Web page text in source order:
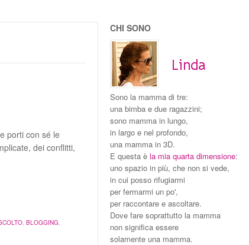
porti con sé le
dei conflitti,
, BLOGGING,
CHI SONO
Sono la mamma di tre:
una bimba e due ragazzini;
sono mamma in lungo,
in largo e nel profondo,
una mamma in 3D.
E questa è la mia quarta dimensione:
uno spazio in più, che non si vede,
in cui posso rifugiarmi
per fermarmi un po',
per raccontare e ascoltare.
Dove fare soprattutto la mamma
non significa essere
solamente una mamma.